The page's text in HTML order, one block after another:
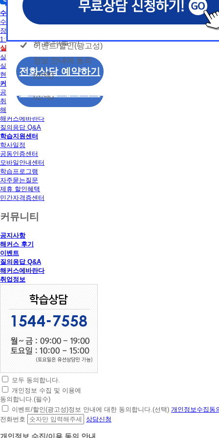
수강신청
수강신청
장바구니
1:1 문의
실습
수강신청
실습안내
실습장소 알아보기
현재 모집중인 실습일정
커뮤니티
공지사항
취업정보
해커스 후기
해커스에바란다
질의응답 Q&A
학습지원센터
학사일정
공동인증센터
모바일안내센터
학습프로그램
자주묻는질문
제휴 할인혜택
민간자격증센터
커뮤니티
공지사항
해커스 후기
이벤트
질의응답 Q&A
해커스에바란다
취업정보
초
간
편
상
담
모두 동의합니다.
개인정보 수집 및 이용에
동의합니다.(필수)
이벤트/할인(광고성)정보 안내에 대한 동의합니다.(선택) 개인정보수집동
전화번호
상담신청
개인정보 수집/이용
동의
개인정보 수집 및 이
용 동의(필수)
이벤트/할인(광고성)
정보 안내에 동의
(선택)
모두 동의합니다.
개인정보 수집 및 이
용 동의(필수)
이벤트/할인(광고성)
정보 안내에 동의
(선택)
전화상담 예약하기
신상품이나 이벤트, 최신 정보 안내 등 신청자의 취
는 최적의 서비스를 제공하기 위함.
(해커스교육그룹: 해커스인강, 해커스프랩, 해커스톡, 해커스
커스일본어, 해커스잡, 해커스금융, 해커스임용, 해커스공무
찰, 해커스소방, 해커스공인중개사, 해커스주택관리사, 해커스
2. (필수)이름, 휴대폰번호, 상담내용
(선택) 제출된 상담 문의 내용, 전화상담 과정에서 이용자가 상
3. 개인정보 보유/이용 기간: 법령상 정하는 경우
나 상담 시로부터 3년 이내 탈퇴하는 자의 경우, 소
만 또는 분쟁처리를 위해 3년간 보관합니다.
4. 신청자는 개인정보 수집·이용을 거부할 수 있습니다. 단,
에는 상담 신청이 제한됩니다.
신상품이나 이벤트, 최신 정보 안내 등 신청자의 취
는 최적의 서비스를 제공하기 위함.
(해커스교육그룹: 해커스인강, 해커스프랩, 해커스톡, 해커스
커스일본어, 해커스잡, 해커스금융, 해커스임용, 해커스공무
찰, 해커스소방, 해커스공인중개사, 해커스주택관리사, 해커스
2. (필수)이름, 휴대폰번호, 상담내용
(선택) 제출된 상담 문의 내용, 전화상담 과정에서 이용자가 상
3. 개인정보 보유/이용 기간: 법령상 정하는 경우
나 상담 시로부터 3년 이내 탈퇴하는 자의 경우, 소
만 또는 분쟁처리를 위해 3년간 보관합니다.
4. 신청자는 개인정보 수집·이용을 거부할 수 있습니다. 단,
에는 상담 신청이 제한됩니다.
신상품이나 이벤트, 최신 정보 안내 등 신청자의 취
는 최적의 서비스를 제공하기 위함.
(해커스교육그룹: 해커스인강, 해커스프랩, 해커스톡, 해커스
커스일본어, 해커스잡, 해커스금융, 해커스임용, 해커스공무
찰, 해커스소방, 해커스공인중개사, 해커스주택관리사, 해커스
2. (필수)이름, 휴대폰번호, 상담내용
(선택) 제출된 상담 문의 내용, 전화상담 과정에서 이용자가 상
3. 개인정보 보유/이용 기간: 법령상 정하는 경우
나 상담 시로부터 3년 이내 탈퇴하는 자의 경우, 소
만 또는 분쟁처리를 위해 3년간 보관합니다.
4. 신청자는 개인정보 수집·이용을 거부할 수 있습니다. 단,
에는 상담 신청이 제한됩니다.